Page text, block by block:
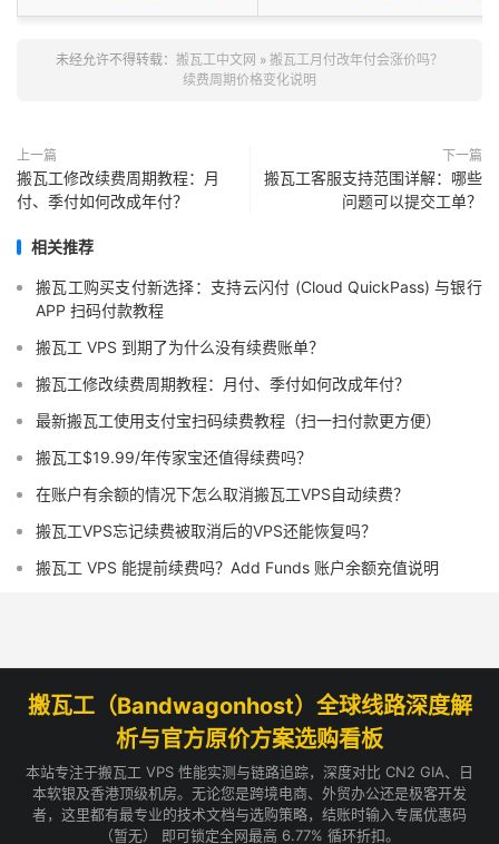
未经允许不得转载： 搬瓦工中文网 » 搬瓦工月付改年付会涨价吗？
续费周期价格变化说明
上一篇
搬瓦工修改续费周期教程：月
付、季付如何改成年付？
下一篇
搬瓦工客服支持范围详解：哪些
问题可以提交工单？
相关推荐
搬瓦工购买支付新选择：支持云闪付 (Cloud QuickPass) 与银行
APP 扫码付款教程
搬瓦工 VPS 到期了为什么没有续费账单？
搬瓦工修改续费周期教程：月付、季付如何改成年付？
最新搬瓦工使用支付宝扫码续费教程（扫一扫付款更方便）
搬瓦工$19.99/年传家宝还值得续费吗？
在账户有余额的情况下怎么取消搬瓦工VPS自动续费？
搬瓦工VPS忘记续费被取消后的VPS还能恢复吗？
搬瓦工 VPS 能提前续费吗？Add Funds 账户余额充值说明
搬瓦工（Bandwagonhost）全球线路深度解
析与官方原价方案选购看板
本站专注于搬瓦工 VPS 性能实测与链路追踪，深度对比 CN2 GIA、日
本软银及香港顶级机房。无论您是跨境电商、外贸办公还是极客开发
者，这里都有最专业的技术文档与选购策略，结账时输入专属优惠码
（暂无） 即可锁定全网最高 6.77% 循环折扣。